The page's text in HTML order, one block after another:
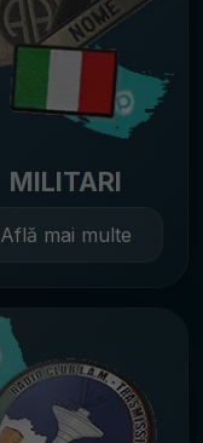
MILITARI
Află mai multe